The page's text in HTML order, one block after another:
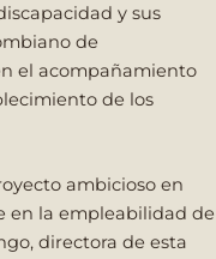
y sus
de
el acompañamiento
de los
ambicioso en
en la empleabilidad de
directora de esta